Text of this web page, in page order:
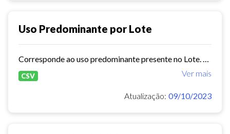
Uso Predominante por Lote
Ver mais
CSV
Atualização: 09/10/2023